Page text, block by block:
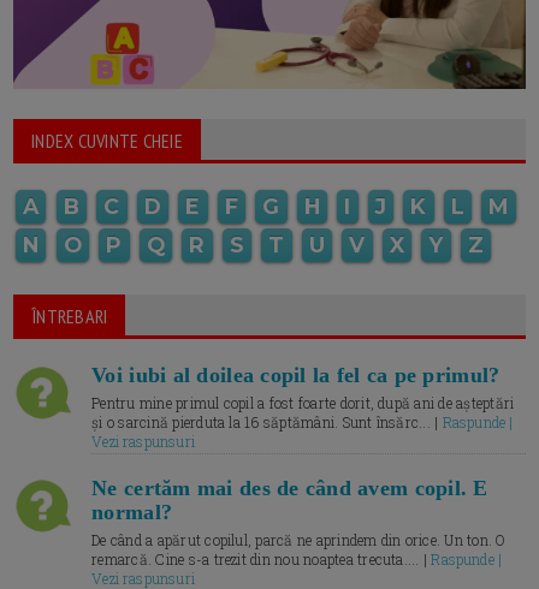
INDEX CUVINTE CHEIE
A B C D E F G H I J K L
M
N
O P Q R S T U V X Y Z
ÎNTREBARI
Voi iubi al doilea copil la fel ca pe primul?
Pentru mine primul copil a fost foarte dorit, după ani de așteptări
și o sarcină pierduta la 16 săptămâni. Sunt însărc... | Raspunde |
Vezi raspunsuri
Ne certăm mai des de când avem copil. E
normal?
De când a apărut copilul, parcă ne aprindem din orice. Un ton. O
remarcă. Cine s-a trezit din nou noaptea trecuta.... |Raspunde |
Vezi raspunsuri